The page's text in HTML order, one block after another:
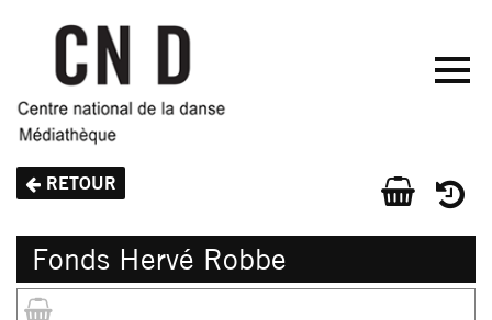
ACCUEIL
GÉNÉRAL
INVENTAIRES
D'ARCHIVES
RETOUR
Fonds Hervé Robbe